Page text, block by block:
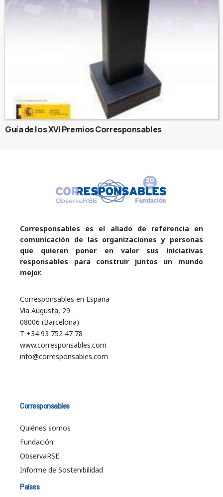
Guía de los XVI Premios Corresponsables
Corresponsables es el aliado de referencia en
comunicación de las organizaciones y personas
que quieren poner en valor sus iniciativas
responsables para construir juntos un mundo
mejor.
Corresponsables en España
Vía Augusta, 29
08006 (Barcelona)
T +34 93 752 47 78
www.corresponsables.com
info@corresponsables.com
Corresponsables
Quiénes somos
Fundación
ObservaRSE
Informe de Sostenibilidad
Países